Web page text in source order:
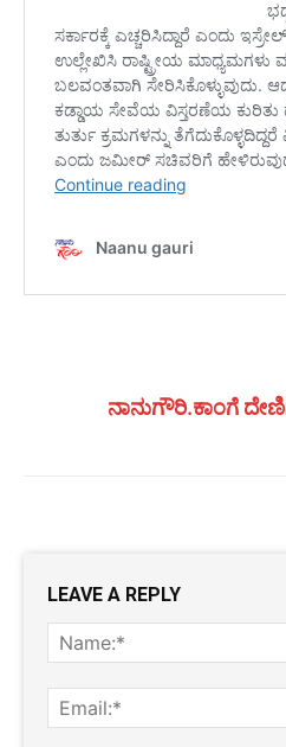
ನಾನುಗೌರಿ.ಕಾಂಗೆ
LEAVE A REPLY